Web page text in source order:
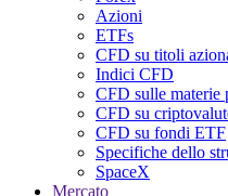
Azioni
ETFs
CFD su titoli
Indici CFD
CFD sulle materie
CFD su
CFD su fondi ETF
Specifiche dello
SpaceX
Mercato